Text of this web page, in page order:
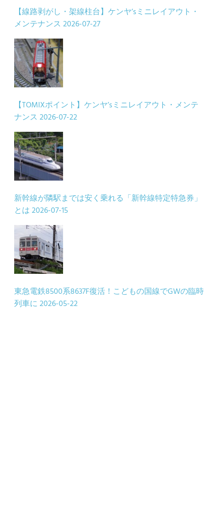
【線路剥がし・架線柱台】ケンヤ’sミニレイアウト・
メンテナンス 2026-07-27
【TOMIXポイント】ケンヤ’sミニレイアウト・メンテ
ナンス 2026-07-22
新幹線が隣駅までは安く乗れる「新幹線特定特急券」
とは2026-07-15
東急電鉄8500系8637F復活！こどもの国線でGWの臨時
列車に2026-05-22